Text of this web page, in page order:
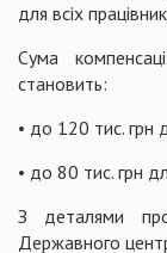
для всіх
Сума
становить:
• до 120 тис. грн
• до 80 тис. грн
З деталями
Державного